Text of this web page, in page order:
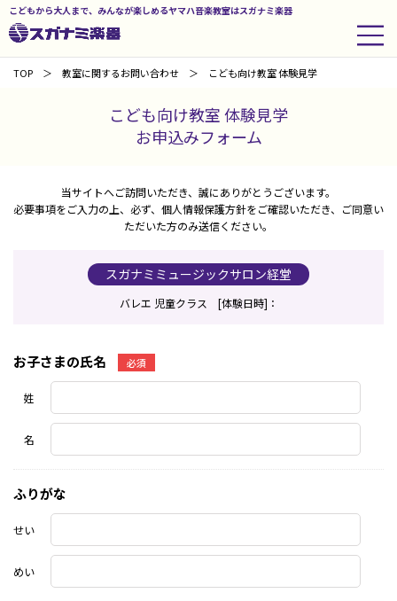
こどもから大人まで、みんなが楽しめるヤマハ音楽教室はスガナミ楽器
TOP 教室に関するお問い合わせ こども向け教室 体験見学
こども向け教室 体験見学
お申込みフォーム
当サイトへご訪問いただき、誠にありがとうございます。
必要事項をご入力の上、必ず、個人情報保護方針をご確認いただき、ご同意い
ただいた方のみ送信ください。
スガナミミュージックサロン経堂
バレエ 児童クラス [体験日時]：
お子さまの氏名 必須
姓
名
ふりがな
せい
めい